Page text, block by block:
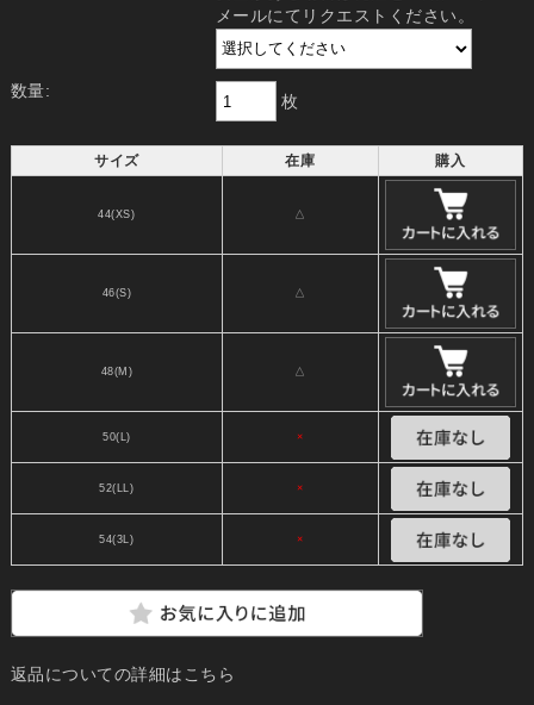
メールにてリクエストください。
数量:
枚
サイズ 在庫 購入
44(XS) △
46(S) △
48(M) △
50(L) ×
52(LL) ×
54(3L) ×
返品についての詳細はこちら